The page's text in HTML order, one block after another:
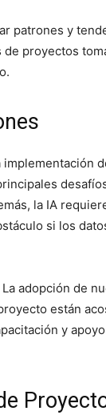
patrones y
proyectos
la IA
si los
adopción de
están
y